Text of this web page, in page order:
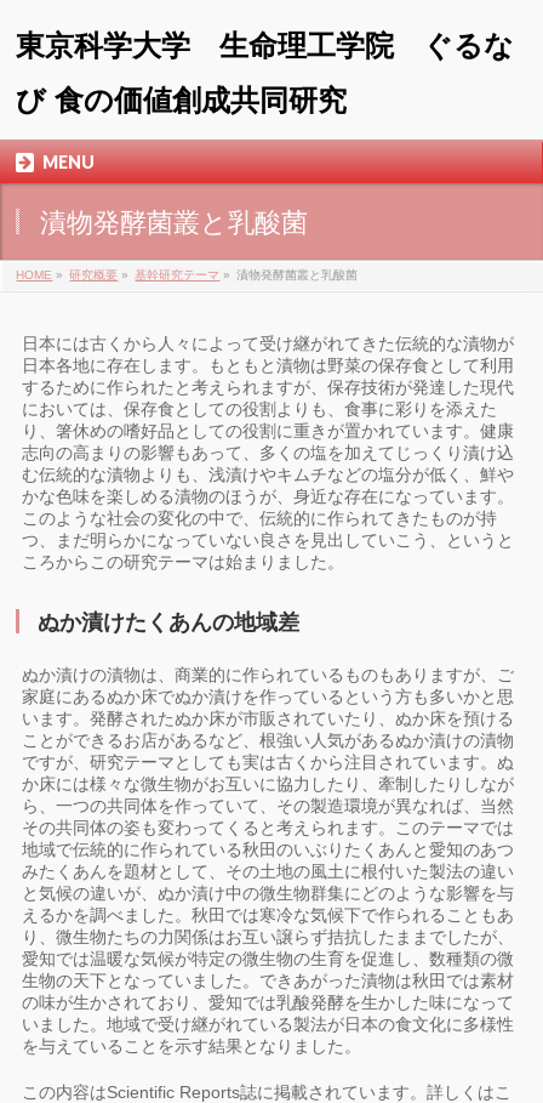
東京科学大学 生命理工学院 ぐるな
び 食の価値創成共同研究
MENU
漬物発酵菌叢と乳酸菌
HOME » 研究概要 » 基幹研究テーマ » 漬物発酵菌叢と乳酸菌
日本には古くから人々によって受け継がれてきた伝統的な漬物が
日本各地に存在します。もともと漬物は野菜の保存食として利用
するために作られたと考えられますが、保存技術が発達した現代
においては、保存食としての役割よりも、食事に彩りを添えた
り、箸休めの嗜好品としての役割に重きが置かれています。健康
志向の高まりの影響もあって、多くの塩を加えてじっくり漬け込
む伝統的な漬物よりも、浅漬けやキムチなどの塩分が低く、鮮や
かな色味を楽しめる漬物のほうが、身近な存在になっています。
このような社会の変化の中で、伝統的に作られてきたものが持
つ、まだ明らかになっていない良さを見出していこう、というと
ころからこの研究テーマは始まりました。
ぬか漬けたくあんの地域差
ぬか漬けの漬物は、商業的に作られているものもありますが、ご
家庭にあるぬか床でぬか漬けを作っているという方も多いかと思
います。発酵されたぬか床が市販されていたり、ぬか床を預ける
ことができるお店があるなど、根強い人気があるぬか漬けの漬物
ですが、研究テーマとしても実は古くから注目されています。ぬ
か床には様々な微生物がお互いに協力したり、牽制したりしなが
ら、一つの共同体を作っていて、その製造環境が異なれば、当然
その共同体の姿も変わってくると考えられます。このテーマでは
地域で伝統的に作られている秋田のいぶりたくあんと愛知のあつ
みたくあんを題材として、その土地の風土に根付いた製法の違い
と気候の違いが、ぬか漬け中の微生物群集にどのような影響を与
えるかを調べました。秋田では寒冷な気候下で作られることもあ
り、微生物たちの力関係はお互い譲らず拮抗したままでしたが、
愛知では温暖な気候が特定の微生物の生育を促進し、数種類の微
生物の天下となっていました。できあがった漬物は秋田では素材
の味が生かされており、愛知では乳酸発酵を生かした味になって
いました。地域で受け継がれている製法が日本の食文化に多様性
を与えていることを示す結果となりました。
この内容はScientific Reports誌に掲載されています。詳しくはこ